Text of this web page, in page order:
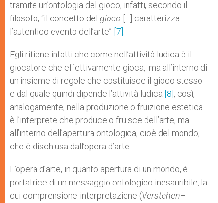
tramite un’ontologia del gioco, infatti, secondo il
filosofo, “il concetto del gioco […] caratterizza
l’autentico evento dell’arte” [7]
Egli ritiene infatti che come nell’attività ludica è il
giocatore che effettivamente gioca, ma all’interno di
un insieme di regole che costituisce il gioco stesso
e dal quale quindi dipende l’attività ludica [8] , così,
analogamente, nella produzione o fruizione estetica
è l’interprete che produce o fruisce dell’arte, ma
all’interno dell’apertura ontologica, cioè del mondo,
che è dischiusa dall’opera d’arte.
L’opera d’arte, in quanto apertura di un mondo, è
portatrice di un messaggio ontologico inesauribile, la
cui comprensione-interpretazione (Verstehen–